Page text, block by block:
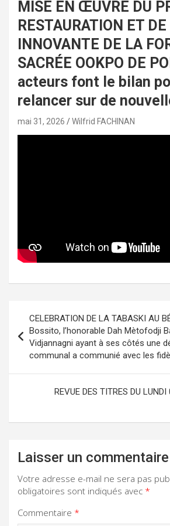
MISE EN ŒUVRE DU
RESTAURATION ET
INNOVANTE DE LA
SACRÉE OOKPO DE
acteurs font le bilan
relancer sur de
mai 31, 2026 Wilfrid FACHINAN
de
l’article
CELEBRATION DE LA TABASKI AU
Bossito, l’honorable Dah Mètofodji
Vidjannagni ayant à ses côtés une
communal a communié avec les
REVUE DES TITRES DU
Laisser un commentaire
Votre adresse e-mail ne sera pas
obligatoires sont indiqués avec *
Commentaire *